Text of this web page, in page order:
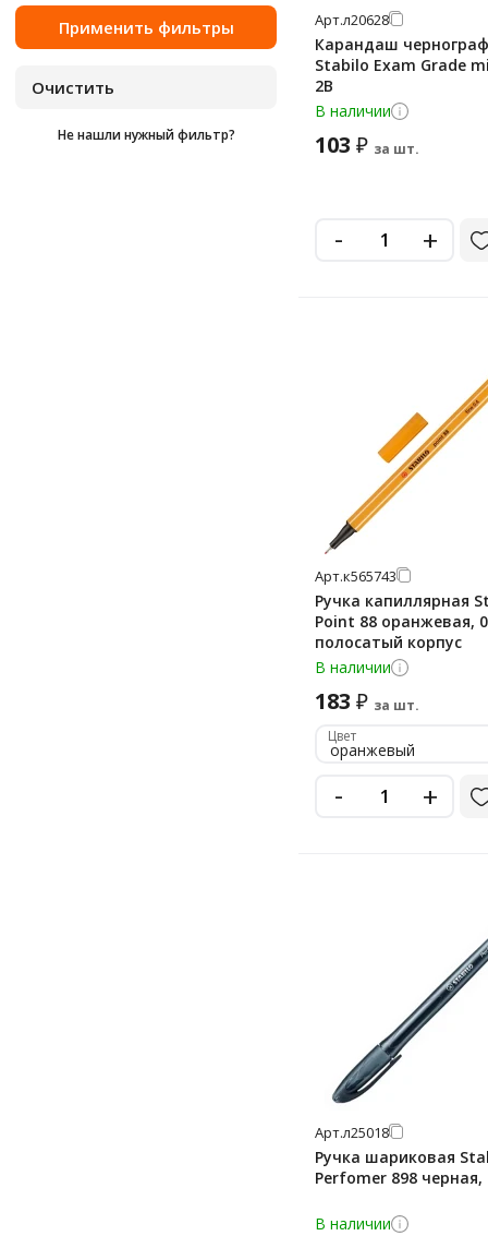
Не нашли нужный фильтр?
Арт.л20628
Карандаш
Stabilo Exam Grade
2B
В наличии
103 ₽ за шт.
- +
Арт.к565743
Ручка капиллярная
Point 88 оранжевая,
полосатый корпус
В наличии
183 ₽ за шт.
Цвет
оранжевый
- +
Арт.л25018
Ручка шариковая
Perfomer 898
В наличии